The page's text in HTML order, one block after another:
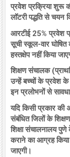
प्रवेश प्रक्रिया शुरू
लॉटरी पद्धति से चयन
आरटीई 25% प्रवेश
सूची स्कूल-वार घोषित
हस्तक्षेप नहीं किया
शिक्षण संचालक
उन्हें बच्चों के प्रवेश के
इन प्रलोभनों से
यदि किसी प्रकार की
संबंधित जिलों के
शिक्षा संचालनालय
कराने का आग्रह किया
जाएगी।